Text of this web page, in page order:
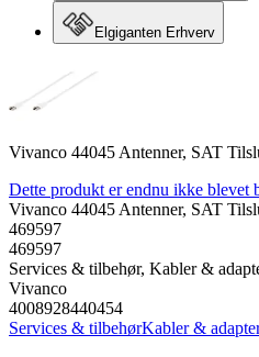
Elgiganten Erhverv
Vivanco 44045 Antenner, SAT
Dette produkt er endnu ikke blevet
Vivanco 44045 Antenner, SAT
469597
469597
Services & tilbehør, Kabler &
Vivanco
4008928440454
Services & tilbehørKabler &